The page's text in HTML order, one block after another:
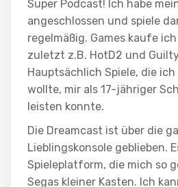
Super Podcast! Ich habe
angeschlossen und spiele
regelmäßig. Games kaufe
zuletzt z.B. HotD2 und
Hauptsächlich Spiele, die
wollte, mir als 17-jähriger
leisten konnte.
Die Dreamcast ist über die
Lieblingskonsole geblieben.
Spieleplatform, die mich so
Segas kleiner Kasten. Ich